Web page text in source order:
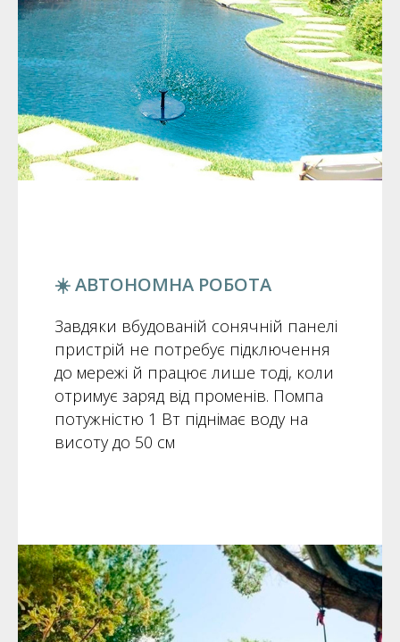
☀️ АВТОНОМНА РОБОТА
Завдяки вбудованій сонячній панелі
пристрій не потребує підключення
до мережі й працює лише тоді, коли
отримує заряд від променів. Помпа
потужністю 1 Вт піднімає воду на
висоту до 50 см